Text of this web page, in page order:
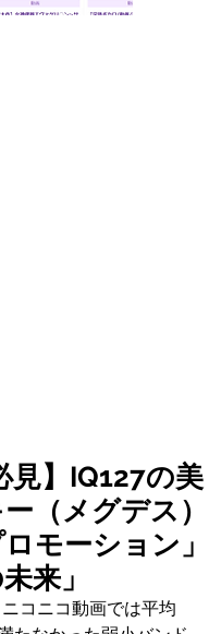
見】IQ127の美
（メグデス）
モーション」
来」
コニコ動画では平均